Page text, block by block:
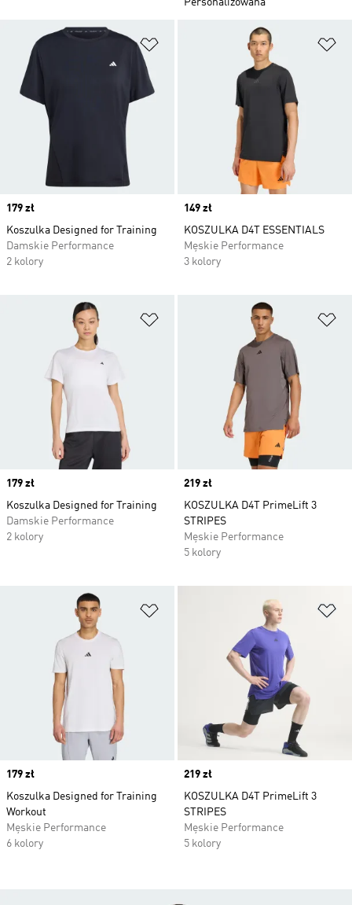
Personalizowana
Dodaj do listy życzeń
Price
179 zł
Koszulka Designed for Training
Damskie Performance
2 kolory
Price
149 zł
KOSZULKA D4T ESSENTIALS
Męskie Performance
3 kolory
Dodaj do listy życzeń
Price
179 zł
Koszulka Designed for Training
Damskie Performance
2 kolory
Price
219 zł
KOSZULKA D4T PrimeLift 3
STRIPES
Męskie Performance
5 kolory
Dodaj do listy życzeń
Price
179 zł
Koszulka Designed for Training
Workout
Męskie Performance
6 kolory
Price
219 zł
KOSZULKA D4T PrimeLift 3
STRIPES
Męskie Performance
5 kolory